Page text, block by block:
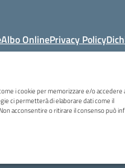
i cookie per memorizzare e/o accedere
ci permetterà di elaborare dati come il
acconsentire o ritirare il consenso può
Albo OnlinePrivacy Policy
Codice univoco ufficio: UFB6QF